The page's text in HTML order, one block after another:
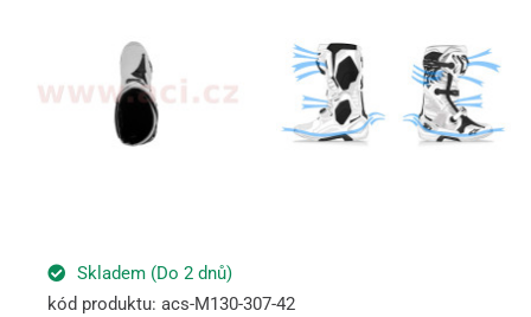
Skladem (Do 2 dnů)
kód produktu: acs-M130-307-42